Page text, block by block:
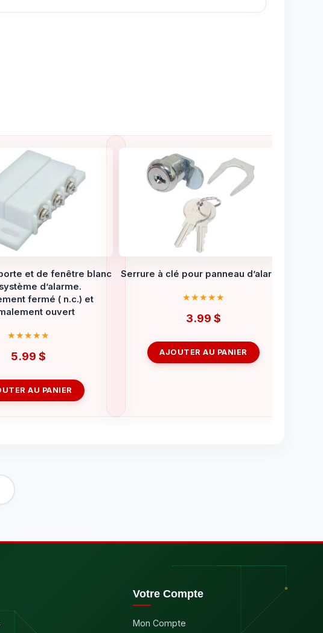
et de fenêtre blanc
d’alarme.
fermé ( n.c.) et
ouvert
5.99 $
AU PANIER
Serrure à clé pour panneau d’alarme
3.99 $
AJOUTER AU PANIER
Votre Compte
Mon Compte